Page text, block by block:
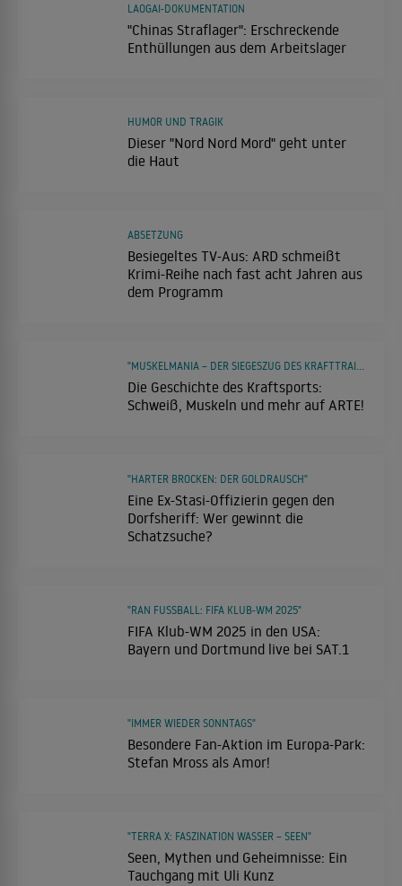
"Chinas Straflager": Erschreckende
Enthüllungen aus dem Arbeitslager
LAOGAI-DOKUMENTATION
Dieser "Nord Nord Mord" geht unter
die Haut
HUMOR UND TRAGIK
Besiegeltes TV-Aus: ARD schmeißt
Krimi-Reihe nach fast acht Jahren aus
dem Programm
ABSETZUNG
Die Geschichte des Kraftsports:
Schweiß, Muskeln und mehr auf ARTE!
Eine Ex-Stasi-Offizierin gegen den
Dorfsheriff: Wer gewinnt die
Schatzsuche?
"HARTER BROCKEN: DER GOLDRAUSCH"
FIFA Klub-WM 2025 in den USA:
Bayern und Dortmund live bei SAT.1
"RAN FUSSBALL: FIFA KLUB-WM 2025"
Besondere Fan-Aktion im Europa-Park:
Stefan Mross als Amor!
"IMMER WIEDER SONNTAGS"
Seen, Mythen und Geheimnisse: Ein
Tauchgang mit Uli Kunz
"TERRA X: FASZINATION WASSER – SEEN"